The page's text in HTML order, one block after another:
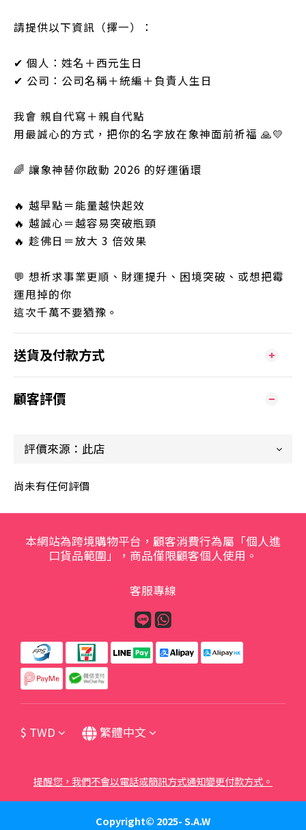
請提供以下資訊（擇一）：
✔ 個人：姓名＋西元生日
✔ 公司：公司名稱＋統編＋負責人生日
我會 親自代寫＋親自代點
用最誠心的方式，把你的名字放在象神面前祈福 🙏💛
🌈 讓象神替你啟動 2026 的好運循環
🔥 越早點＝能量越快起效
🔥 越誠心＝越容易突破瓶頸
🔥 趁佛日＝放大 3 倍效果
💬 想祈求事業更順、財運提升、困境突破、或想把霉
運甩掉的你
這次千萬不要猶豫。
送貨及付款方式
顧客評價
尚未有任何評價
本網站為跨境購物平台，顧客消費行為屬「個人進
口貨品範圍」，商品僅限顧客個人使用。
客服專線
$ TWD 繁體中文
提醒您，我們不會以電話或簡訊方式通知變更付款方式。
Copyright© 2025- S.A.W